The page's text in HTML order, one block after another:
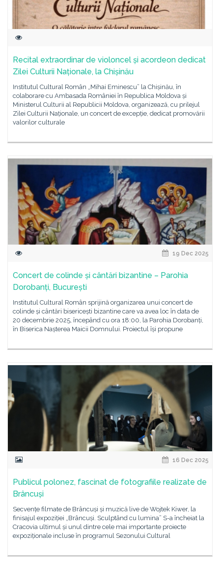
Recital extraordinar de violoncel și acordeon dedicat
Zilei Culturii Naționale, la Chișinău
Institutul Cultural Român „Mihai Eminescu” la Chișinău, în
colaborare cu Ambasada României în Republica Moldova și
Ministerul Culturii al Republicii Moldova, organizează, cu prilejul
Zilei Culturii Naționale, un concert de excepție, dedicat promovării
valorilor culturale
19 Dec 2025
Concert de colinde și cântări bizantine – Parohia
Dorobanți, București
Institutul Cultural Român sprijină organizarea unui concert de
colinde și cântări bisericești bizantine care va avea loc în data de
20 decembrie 2025, începând cu ora 18:00, la Parohia Dorobanți,
în Biserica Nașterea Maicii Domnului. Proiectul își propune
16 Dec 2025
Publicul polonez, fascinat de fotografiile realizate de
Brâncuși
Secvențe filmate de Brâncuși și muzică live de Wojtek Kiwer, la
finisajul expoziției „Brâncuși. Sculptând cu lumina” S-a încheiat la
Cracovia ultimul și unul dintre cele mai importante proiecte
expoziționale incluse în programul Sezonului Cultural